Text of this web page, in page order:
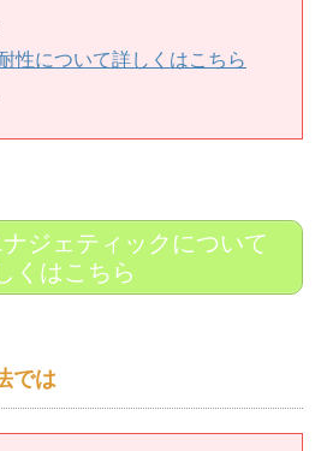
性について詳しくはこちら
ジェティックについて
くはこちら
では